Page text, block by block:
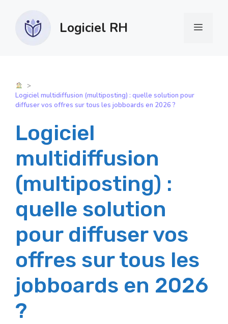
contenu
Logiciel RH Menu
Logiciel multidiffusion (multiposting) : quelle solution pour
diffuser vos offres sur tous les jobboards en 2026 ?
Logiciel
multidiffusion
(multiposting) :
quelle solution
pour diffuser vos
offres sur tous les
jobboards en 2026
?